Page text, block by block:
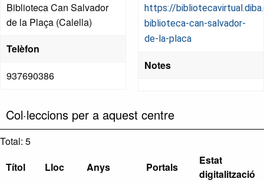
Biblioteca Can Salvador
de la Plaça (Calella)
Telèfon
937690386
https://
biblioteca-can-salvador-
de-la-placa
Notes
Col·leccions per a aquest centre
Total: 5
Títol
Lloc Anys Portals
Estat
digitalització